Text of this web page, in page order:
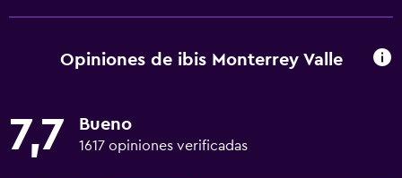
Opiniones de ibis Monterrey Valle
7,7 Bueno
1617 opiniones verificadas